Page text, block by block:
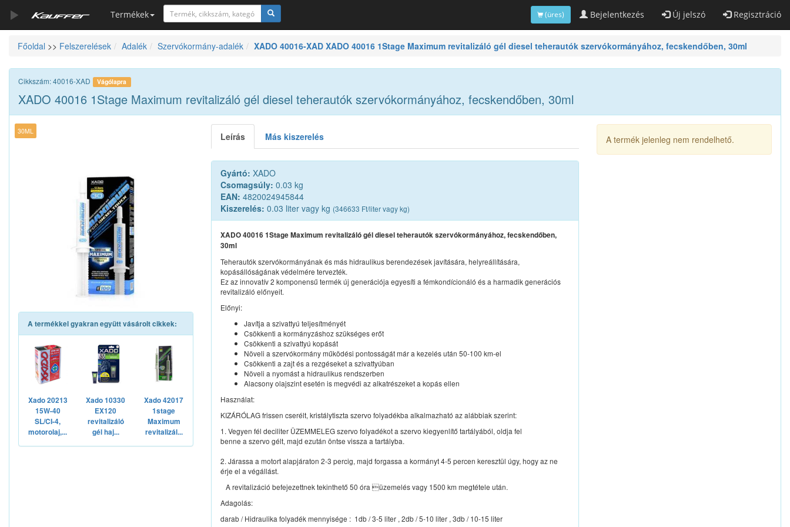
Termékek Bejelentkezés Új jelszó Regisztráció
(üres)
Szerszámkatalógus
Kosár
Alkatrészek
Főoldal >> Felszerelések Adalék Szervókormány-adalék XADO 40016-XAD XADO 40016 1Stage Maximum revitalizáló gél diesel teherautók szervókormányához, fecskendőben, 30ml
Cikkszám: 40016-XAD Vágólapra
XADO 40016 1Stage Maximum revitalizáló gél diesel teherautók szervókormányához, fecskendőben, 30ml
30ML
A termékkel gyakran együtt vásárolt cikkek:
Xado 20213
15W-40
SL/CI-4,
motorolaj,...
Xado 10330
EX120
revitalizáló
gél haj...
Xado 42017
1stage
Maximum
revitalizál...
Leírás Más kiszerelés
Gyártó: XADO
Csomagsúly: 0.03 kg
EAN: 4820024945844
Kiszerelés: 0.03 liter vagy kg (346633 Ft/liter vagy kg)
XADO 40016 1Stage Maximum revitalizáló gél diesel teherautók szervókormányához, fecskendőben,
30ml
Teherautók szervókormányának és más hidraulikus berendezések javítására, helyreállítására,
kopásállóságának védelmére tervezték.
Ez az innovatív 2 komponensű termék új generációja egyesíti a fémkondícionáló és a harmadik generációs
revitalizáló előnyeit.
Előnyi:
Javítja a szivattyú teljesítményét
Csökkenti a kormányzáshoz szükséges erőt
Csökkenti a szivattyú kopását
Növeli a szervókormány működési pontosságát már a kezelés után 50-100 km-el
Csökkenti a zajt és a rezgéseket a szivattyúban
Növeli a nyomást a hidraulikus rendszerben
Alacsony olajszint esetén is megvédi az alkatrészeket a kopás ellen
Használat:
KIZÁRÓLAG frissen cserélt, kristálytiszta szervo folyadékba alkalmazható az alábbiak szerint:
1. Vegyen fél deciliter ÜZEMMELEG szervo folyadékot a szervo kiegyenlítő tartályából, oldja fel
benne a szervo gélt, majd ezután öntse vissza a tartályba.
2. Járassa a motort alapjáraton 2-3 percig, majd forgassa a kormányt 4-5 percen keresztül úgy, hogy az ne
érje el a végállást.
A revitalizáció befejezettnek tekinthető 50 óra üzemelés vagy 1500 km megtétele után.
Adagolás:
darab / Hidraulika folyadék mennyisége : 1db / 3-5 liter , 2db / 5-10 liter , 3db / 10-15 liter
A termék jelenleg nem rendelhető.